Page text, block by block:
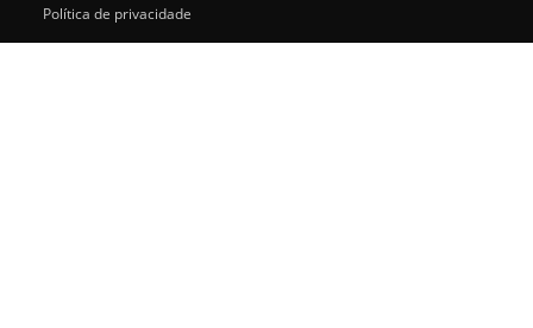
Política de privacidade